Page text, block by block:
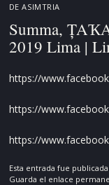
DEASIMTRIA
Summa,
2019 Lima |
https://
https://
https://
Esta entrada fue
Guarda el enlace